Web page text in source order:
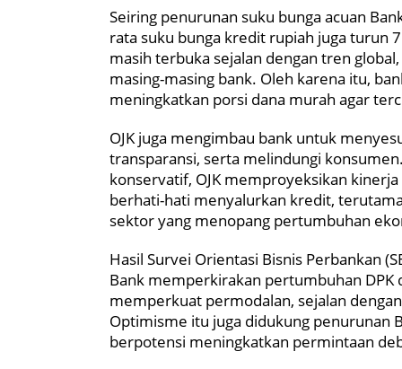
Seiring penurunan suku bunga acuan
rata suku bunga kredit rupiah juga turun
masih terbuka sejalan dengan tren
masing-masing bank. Oleh karena itu,
meningkatkan porsi dana murah agar
OJK juga mengimbau bank untuk
transparansi, serta melindungi
konservatif, OJK memproyeksikan
berhati-hati menyalurkan kredit,
sektor yang menopang pertumbuhan
Hasil Survei Orientasi Bisnis Perbankan
Bank memperkirakan pertumbuhan
memperkuat permodalan, sejalan
Optimisme itu juga didukung penurunan
berpotensi meningkatkan permintaan